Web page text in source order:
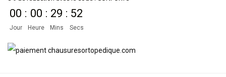
00
Jour
: 00
Heure
: 29
Mins
: 52
Secs